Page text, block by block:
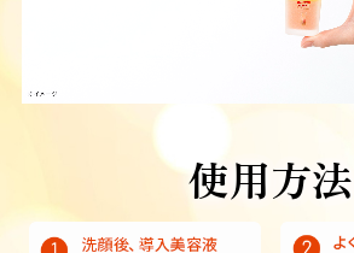
使用方法